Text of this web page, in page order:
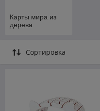
Карты мира из
дерева
Сортировка